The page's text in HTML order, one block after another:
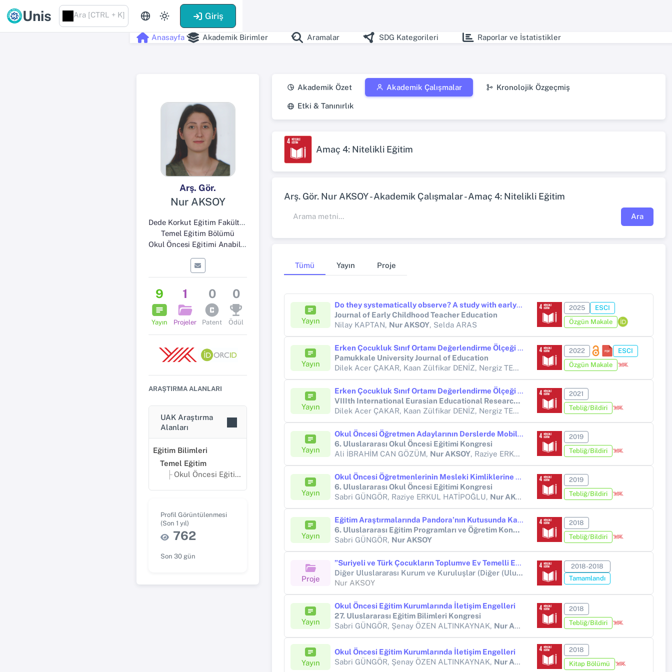
Unis Ara [CTRL + K] Giriş
Anasayfa Akademik Birimler Aramalar SDG Kategorileri Raporlar ve İstatistikler
Arş. Gör.
Nur AKSOY
Dede Korkut Eğitim Fakültesi
Temel Eğitim Bölümü
Okul Öncesi Eğitimi Anabilim Dalı
9
Yayın
1
Projeler
0
Patent
0
Ödül
ARAŞTIRMA ALANLARI
UAK Araştırma
Alanları
Eğitim Bilimleri
Temel Eğitim
Okul Öncesi Eğitimi
Profil Görüntülenmesi
(Son 1 yıl)
762
Son 30 gün
Akademik Özet Akademik Çalışmalar Kronolojik Özgeçmiş
Etki & Tanınırlık
Amaç 4: Nitelikli Eğitim
Arş. Gör. Nur AKSOY - Akademik Çalışmalar - Amaç 4: Nitelikli Eğitim
Ara
Tümü Yayın Proje
Yayın
Do they systematically observe? A study with early childhood preservice teachers
Journal of Early Childhood Teacher Education
Nilay KAPTAN, Nur AKSOY, Selda ARAS
2025
ESCI
Özgün Makale
Yayın
Erken Çocukluk Sınıf Ortamı Değerlendirme Ölçeği Geçerlik ve Güvenirlik Çalışması
Pamukkale University Journal of Education
Dilek Acer ÇAKAR, Kaan Zülfikar DENİZ, Nergiz TEKE, Tuğba BAŞ, Emine KILINÇCI,
2022
ESCI
Özgün Makale
Yayın
Erken Çocukluk Sınıf Ortamı Değerlendirme Ölçeği Geçerlik ve Güvenirlik Çalışması
VIIIth International Eurasian Educational Research Congress (EJER)
Dilek Acer ÇAKAR, Kaan Zülfikar DENİZ, Nergiz TEKE, Tuğba BAŞ, Emine KILINÇCI,
2021
Tebliğ/Bildiri
Yayın
Okul Öncesi Öğretmen Adaylarının Derslerde Mobil Öğrenme Hazırbulunuşluklarının ve Siber Aylaklıklarının İncelenmesi
6. Uluslararası Okul Öncesi Eğitimi Kongresi
Ali İBRAHİM CAN GÖZÜM, Nur AKSOY, Raziye ERKUL HATİPOĞLU
2019
Tebliğ/Bildiri
Yayın
Okul Öncesi Öğretmenlerinin Mesleki Kimliklerine ve Rollerine İlşkin Değerlendirmeleri
6. Uluslararası Okul Öncesi Eğitimi Kongresi
Sabri GÜNGÖR, Raziye ERKUL HATİPOĞLU, Nur AKSOY
2019
Tebliğ/Bildiri
Yayın
Eğitim Araştırmalarında Pandora’nın Kutusunda Kalan: Perspektivizm
6. Uluslararası Eğitim Programları ve Öğretim Kongresi
Sabri GÜNGÖR, Nur AKSOY
2018
Tebliğ/Bildiri
Proje
”Suriyeli ve Türk Çocukların Toplumve Ev Temelli Erken Çocukluk Eğitim Hizmetlerine Erişimlerinin Desteklenmesi Programı”
Diğer Uluslararası Kurum ve Kuruluşlar (Diğer (Uluslararası))
Nur AKSOY
2018-2018
Tamamlandı
Yayın
Okul Öncesi Eğitim Kurumlarında İletişim Engelleri
27. Uluslararası Eğitim Bilimleri Kongresi
Sabri GÜNGÖR, Şenay ÖZEN ALTINKAYNAK, Nur AKSOY
2018
Tebliğ/Bildiri
Yayın
Okul Öncesi Eğitim Kurumlarında İletişim Engelleri
Sabri GÜNGÖR, Şenay ÖZEN ALTINKAYNAK, Nur AKSOY
2018
Kitap Bölümü